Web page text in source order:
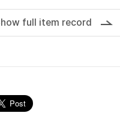
full item record